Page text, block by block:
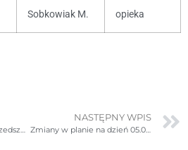
Sobkowiak M. opieka
Harmonogram pracy przedszkola w dniu 1.09.2022
NASTĘPNY WPIS
Zmiany w planie na dzień 05.09.2022r. poniedziałek